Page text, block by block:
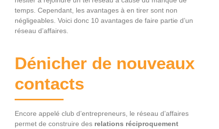
temps. Cependant, les avantages à en tirer sont non
négligeables. Voici donc 10 avantages de faire partie d’un
réseau d’affaires.
Dénicher de nouveaux
contacts
Encore appelé club d’entrepreneurs, le réseau d’affaires
permet de construire des relations réciproquement